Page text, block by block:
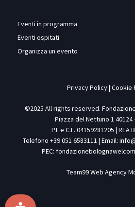
Eventi in programma
Eventi ospitati
Organizza un evento
Privacy Policy| Cookie
©2025 All rights reserved.
Piazza del Nettuno 1 40124
P.I. e C.F. 04159281205 | REA
Telefono +39 051 6583111 | Email:
PEC:
Team99Web Agency